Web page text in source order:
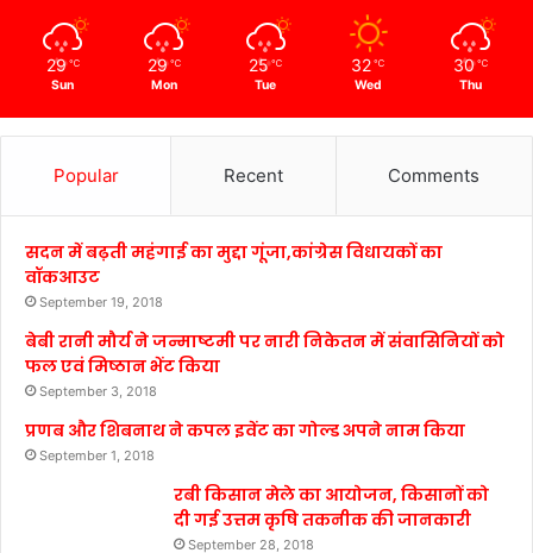
29 ℃
Sun
29 ℃
Mon
25 ℃
Tue
32 ℃
Wed
30 ℃
Thu
Popular Recent Comments
सदन में बढ़ती महंगाई का मुद्दा गूंजा,कांग्रेस विधायकों का
वॉकआउट
September 19, 2018
बेबी रानी मौर्य ने जन्माष्टमी पर नारी निकेतन में संवासिनियों को
फल एवं मिष्ठान भेंट किया
September 3, 2018
प्रणब और शिबनाथ ने कपल इवेंट का गोल्ड अपने नाम किया
September 1, 2018
रबी किसान मेले का आयोजन, किसानों को
दी गई उत्तम कृषि तकनीक की जानकारी
September 28, 2018